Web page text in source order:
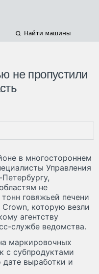
Найти машины
не пропустили
в многостороннем
Управления
не
говяжьей печени
Crown, которую везли
агентству
службе ведомства.
маркировочных
с субпродуктами
выработки и